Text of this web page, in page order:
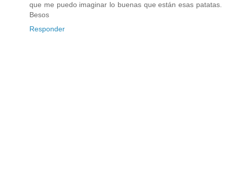
que me puedo imaginar lo buenas que están esas patatas.
Besos
Responder